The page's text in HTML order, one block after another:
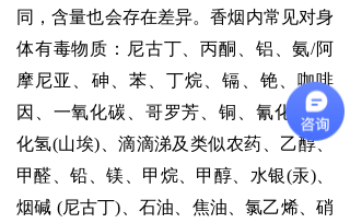
同，含量也会存在差异。香烟内常见对身
体有毒物质：尼古丁、丙酮、铝、氨/阿
摩尼亚、砷、苯、丁烷、镉、铯、咖啡
因、一氧化碳、哥罗芳、铜、氰化物/氰
化氢(山埃)、滴滴涕及类似农药、乙醇、
甲醛、铅、镁、甲烷、甲醇、水银(汞)、
烟碱 (尼古丁)、石油、焦油、氯乙烯、硝